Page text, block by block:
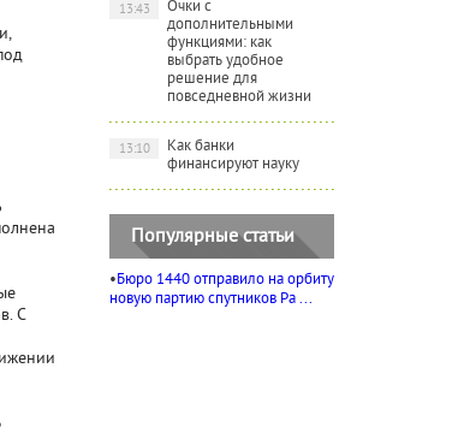
С
Очки с
дополнительными
функциями: как
выбрать удобное
решение для
повседневной жизни
13:43
Как банки
финансируют науку
13:10
Популярные статьи
•Бюро 1440 отправило на орбиту
новую партию спутников Ра ...